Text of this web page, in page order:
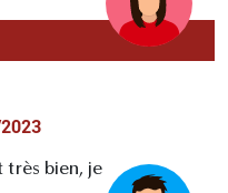
très bien, je